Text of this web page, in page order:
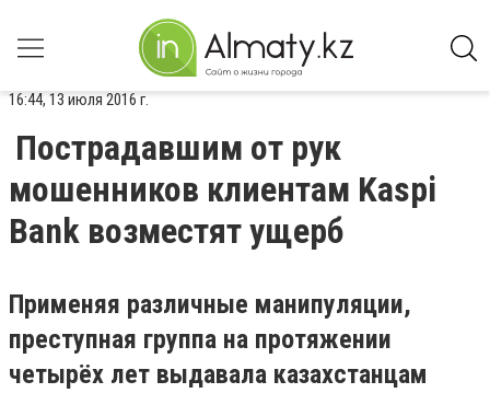
16:44, 13 июля 2016 г.
Пострадавшим от рук
мошенников клиентам Kaspi
Bank возместят ущерб
Применяя различные манипуляции,
преступная группа на протяжении
четырёх лет выдавала казахстанцам